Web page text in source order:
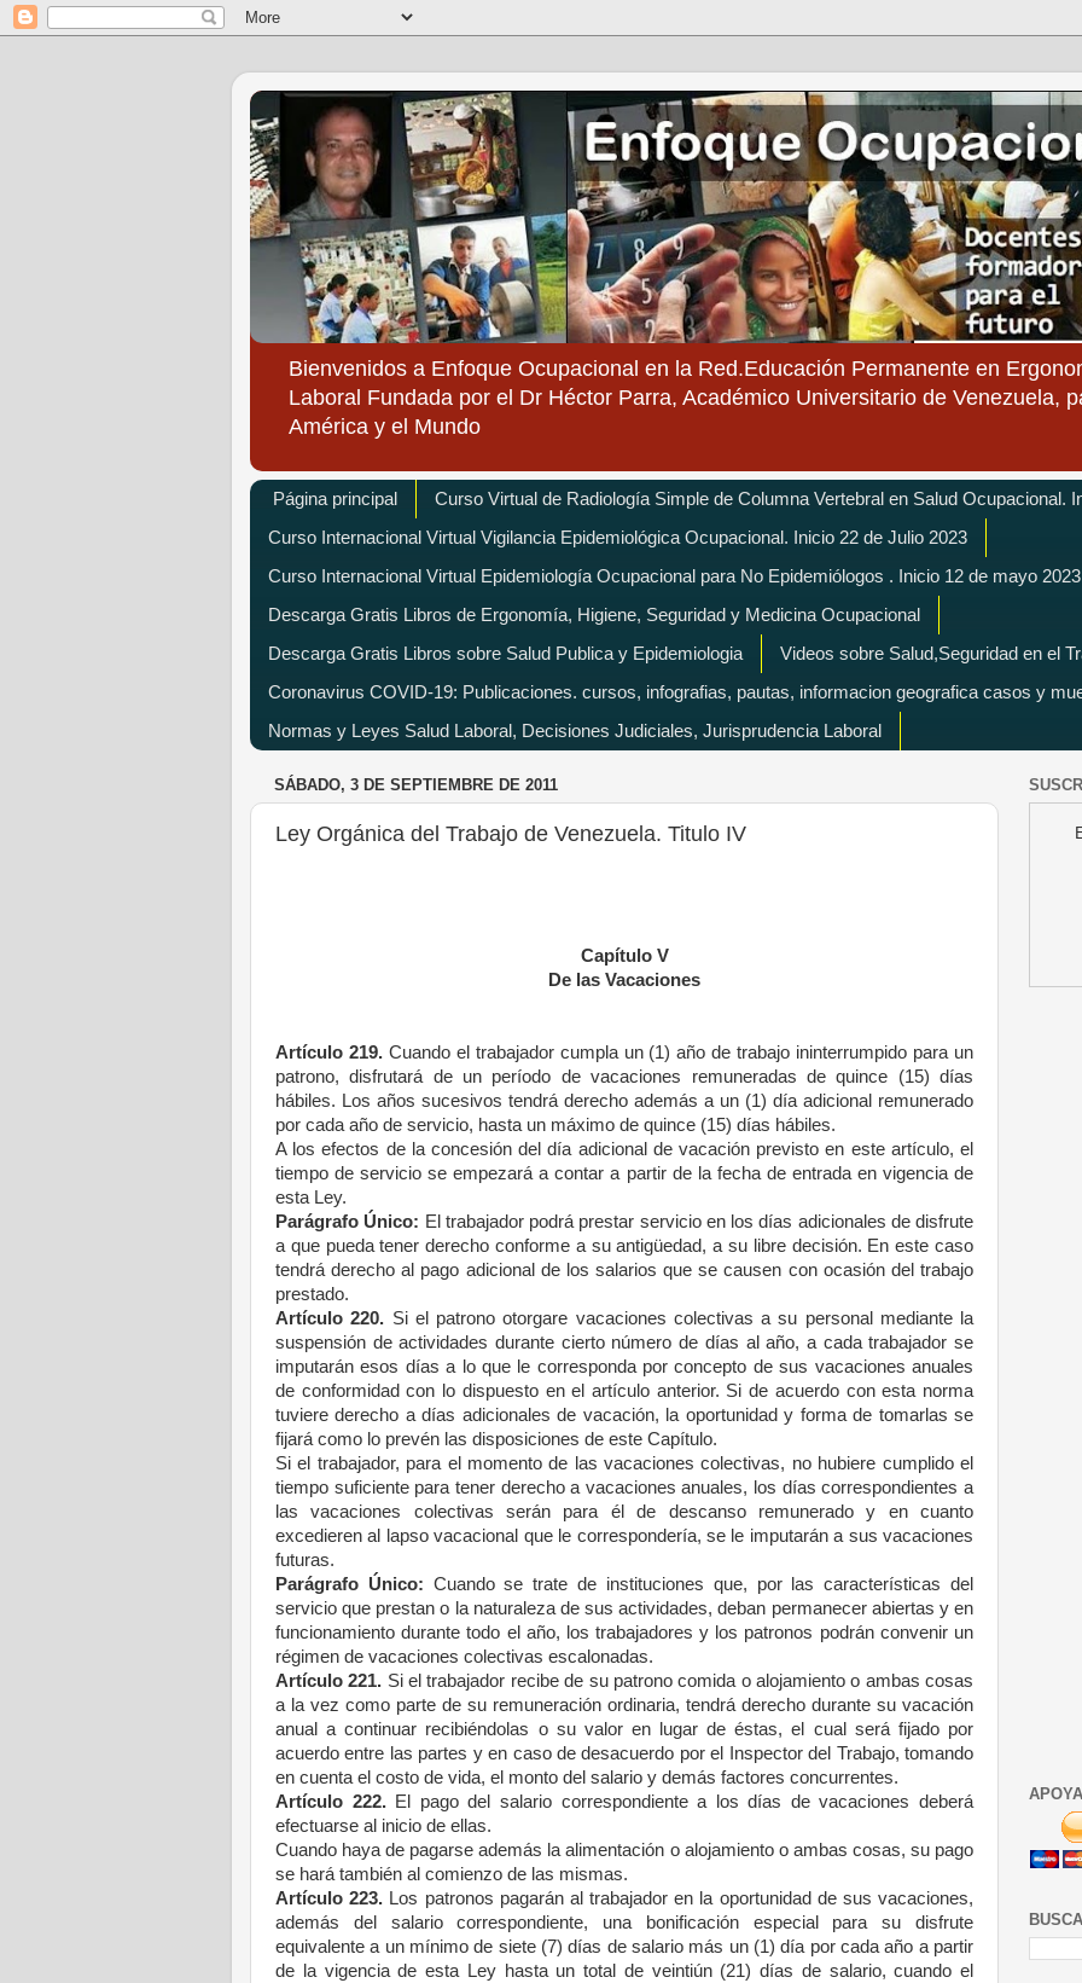
Bienvenidos a Enfoque Ocupacional en la Red.Educación Permanente en
Laboral Fundada por el Dr Héctor Parra, Académico Universitario de Venezuela,
América y el Mundo
Página principal
Curso Virtual de Radiología Simple de Columna Vertebral en Salud Ocupacional.
Curso Internacional Virtual Vigilancia Epidemiológica Ocupacional. Inicio 22 de Julio 2023
Curso Internacional Virtual Epidemiología Ocupacional para No Epidemiólogos . Inicio 12 de mayo 2023
Descarga Gratis Libros de Ergonomía, Higiene, Seguridad y Medicina Ocupacional
Descarga Gratis Libros sobre Salud Publica y Epidemiologia
Videos sobre Salud,Seguridad en el
Coronavirus COVID-19: Publicaciones. cursos, infografias, pautas, informacion geografica casos y
Normas y Leyes Salud Laboral, Decisiones Judiciales, Jurisprudencia Laboral
SÁBADO, 3 DE SEPTIEMBRE DE 2011
Ley Orgánica del Trabajo de Venezuela. Titulo IV
Capítulo V
De las Vacaciones
Artículo 219.Cuando el trabajador cumpla un (1) año de trabajo ininterrumpido para un
patrono, disfrutará de un período de vacaciones remuneradas de quince (15) días
hábiles. Los años sucesivos tendrá derecho además a un (1) día adicional remunerado
por cada año de servicio, hasta un máximo de quince (15) días hábiles.
A los efectos de la concesión del día adicional de vacación previsto en este artículo, el
tiempo de servicio se empezará a contar a partir de la fecha de entrada en vigencia de
esta Ley.
Parágrafo Único: El trabajador podrá prestar servicio en los días adicionales de disfrute
a que pueda tener derecho conforme a su antigüedad, a su libre decisión. En este caso
tendrá derecho al pago adicional de los salarios que se causen con ocasión del trabajo
prestado.
Artículo 220. Si el patrono otorgare vacaciones colectivas a su personal mediante la
suspensión de actividades durante cierto número de días al año, a cada trabajador se
imputarán esos días a lo que le corresponda por concepto de sus vacaciones anuales
de conformidad con lo dispuesto en el artículo anterior. Si de acuerdo con esta norma
tuviere derecho a días adicionales de vacación, la oportunidad y forma de tomarlas se
fijará como lo prevén las disposiciones de este Capítulo.
Si el trabajador, para el momento de las vacaciones colectivas, no hubiere cumplido el
tiempo suficiente para tener derecho a vacaciones anuales, los días correspondientes a
las vacaciones colectivas serán para él de descanso remunerado y en cuanto
excedieren al lapso vacacional que le correspondería, se le imputarán a sus vacaciones
futuras.
Parágrafo Único: Cuando se trate de instituciones que, por las características del
servicio que prestan o la naturaleza de sus actividades, deban permanecer abiertas y en
funcionamiento durante todo el año, los trabajadores y los patronos podrán convenir un
régimen de vacaciones colectivas escalonadas.
Artículo 221. Si el trabajador recibe de su patrono comida o alojamiento o ambas cosas
a la vez como parte de su remuneración ordinaria, tendrá derecho durante su vacación
anual a continuar recibiéndolas o su valor en lugar de éstas, el cual será fijado por
acuerdo entre las partes y en caso de desacuerdo por el Inspector del Trabajo, tomando
en cuenta el costo de vida, el monto del salario y demás factores concurrentes.
Artículo 222.El pago del salario correspondiente a los días de vacaciones deberá
efectuarse al inicio de ellas.
Cuando haya de pagarse además la alimentación o alojamiento o ambas cosas, su pago
se hará también al comienzo de las mismas.
Artículo 223. Los patronos pagarán al trabajador en la oportunidad de sus vacaciones,
además del salario correspondiente, una bonificación especial para su disfrute
equivalente a un mínimo de siete (7) días de salario más un (1) día por cada año a partir
de la vigencia de esta Ley hasta un total de veintiún (21) días de salario, cuando el